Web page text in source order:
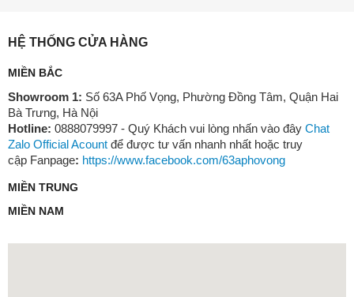
HỆ THỐNG CỬA HÀNG
MIỀN BẮC
Showroom 1: Số 63A Phố Vọng, Phường Đồng Tâm, Quận Hai
Bà Trưng, Hà Nội
Hotline: 0888079997 - Quý Khách vui lòng nhấn vào đây Chat
Zalo Official Acount để được tư vấn nhanh nhất hoặc truy
cập Fanpage: https://www.facebook.com/63aphovong
MIỀN TRUNG
MIỀN NAM